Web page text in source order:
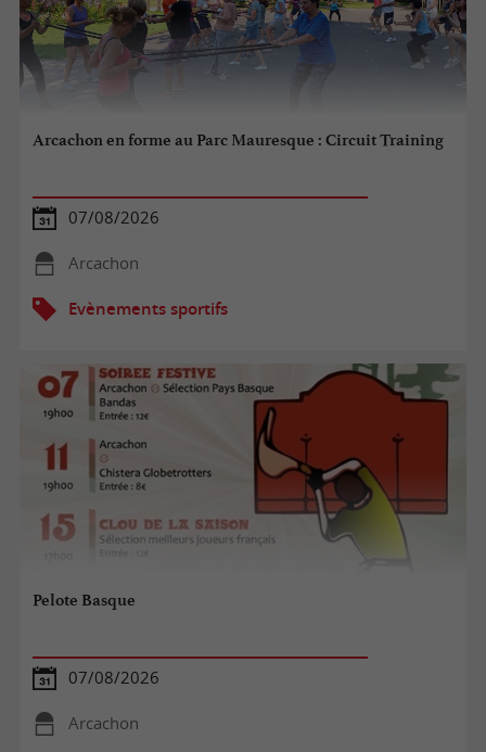
Arcachon en forme au Parc Mauresque : Circuit Training
07/08/2026
Arcachon
Evènements sportifs
Pelote Basque
07/08/2026
Arcachon